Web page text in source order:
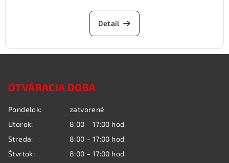
Detail
OTVÁRACIA DOBA
Pondelok:
zatvorené
Utorok:
8:00 – 17:00 hod.
Streda:
8:00 – 17:00 hod.
Štvrtok:
8:00 – 17:00 hod.